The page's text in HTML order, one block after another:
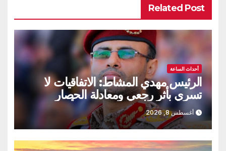
Related Post
أحداث الساعة
الرئيس مهدي المشاط: الاتفاقيات لا
تسري بأثر رجعي ومعادلة الحصار
بالحصار مستمرة حتى تحقق أهدافها
أغسطس 8, 2026